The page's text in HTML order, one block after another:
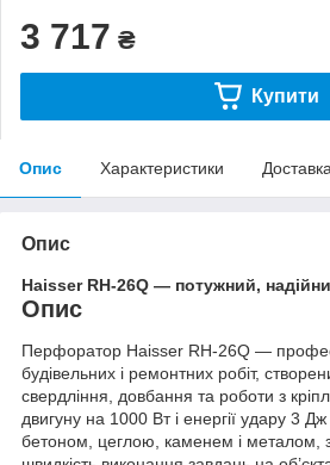
3 717 ₴
Купити
Опис Характеристики Доставка
Опис
Haisser RH-26Q — потужний,
Опис
Перфоратор Haisser RH-26Q —
будівельних і ремонтних робіт,
свердління, довбання та роботи з
двигуну на 1000 Вт і енергії удару 3
бетоном, цеглою, каменем і металом,